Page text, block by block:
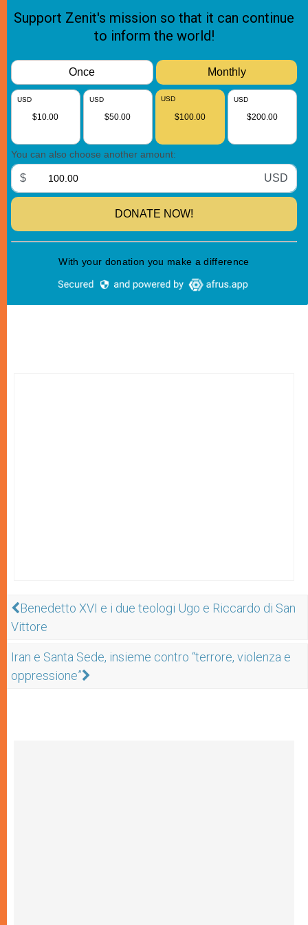
Benedetto XVI e i due teologi Ugo e Riccardo di San
Vittore
Iran e Santa Sede, insieme contro “terrore, violenza e
oppressione”